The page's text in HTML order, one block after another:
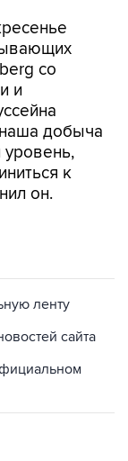
со
и
добыча
к
он.
сайта